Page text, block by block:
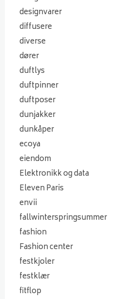
designvarer
diffusere
diverse
dører
duftlys
duftpinner
duftposer
dunjakker
dunkåper
ecoya
eiendom
Elektronikk og data
Eleven Paris
envii
fallwinterspringsummer
fashion
Fashion center
festkjoler
festklær
fitflop